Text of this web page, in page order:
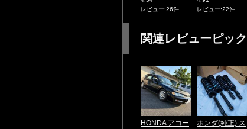
レビュー:26件
レビュー:22件
関連レビューピッ
HONDA アコー
ホンダ(純正) ス